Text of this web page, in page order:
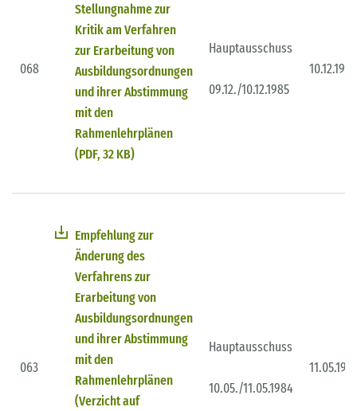
068
Stellungnahme zur
Kritik am Verfahren
zur Erarbeitung von
Ausbildungsordnungen
und ihrer Abstimmung
mit den
Rahmenlehrplänen
(PDF, 32 KB)
Hauptausschuss
09.12./10.12.1985
10.12.1985
063
Empfehlung zur
Änderung des
Verfahrens zur
Erarbeitung von
Ausbildungsordnungen
und ihrer Abstimmung
mit den
Rahmenlehrplänen
(Verzicht auf
Hauptausschuss
10.05./11.05.1984